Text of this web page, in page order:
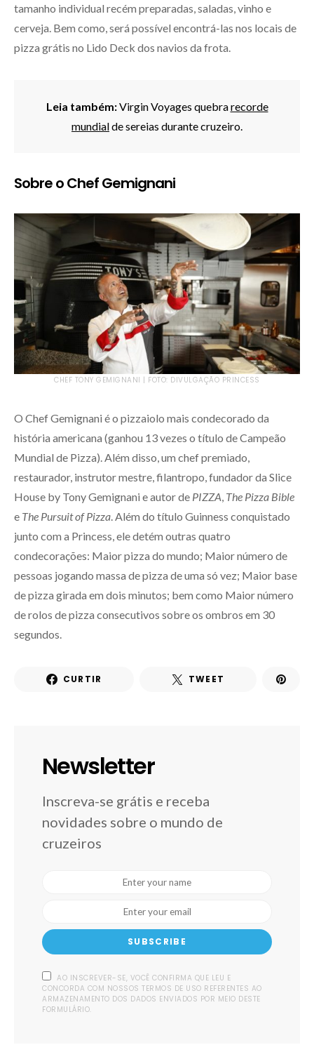
tamanho individual recém preparadas, saladas, vinho e
cerveja. Bem como, será possível encontrá-las nos locais de
pizza grátis no Lido Deck dos navios da frota.
Leia também:Virgin Voyages quebrarecorde
mundialde sereias durante cruzeiro.
Sobre o Chef Gemignani
CHEF TONY GEMIGNANI | FOTO: DIVULGAÇÃO PRINCESS
O Chef Gemignani é o pizzaiolo mais condecorado da
história americana (ganhou 13 vezes o título de Campeão
Mundial de Pizza). Além disso, um chef premiado,
restaurador, instrutor mestre, filantropo, fundador da Slice
House by Tony Gemignani e autor de PIZZA, The Pizza Bible
e The Pursuit of Pizza. Além do título Guinness conquistado
junto com a Princess, ele detém outras quatro
condecorações: Maior pizza do mundo; Maior número de
pessoas jogando massa de pizza de uma só vez; Maior base
de pizza girada em dois minutos; bem como Maior número
de rolos de pizza consecutivos sobre os ombros em 30
segundos.
CURTIR TWEET
Newsletter
Inscreva-se grátis e receba
novidades sobre o mundo de
cruzeiros
SUBSCRIBE
AO INSCREVER-SE, VOCÊ CONFIRMA QUE LEU E
CONCORDA COM NOSSOS TERMOS DE USO REFERENTES AO
ARMAZENAMENTO DOS DADOS ENVIADOS POR MEIO DESTE
FORMULÁRIO.